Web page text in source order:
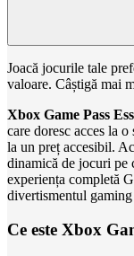
Joacă jocurile tale
valoare. Câștigă mai
Xbox Game Pass
care doresc acces la
la un preț accesibil.
dinamică de jocuri pe
experiența completă
divertismentul
Ce este Xbox